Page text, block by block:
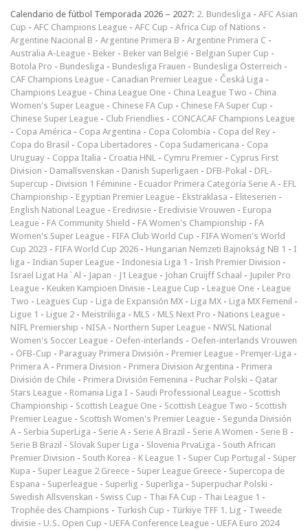
Calendario de fútbol Temporada 2026 – 2027: 2. Bundesliga - AFC Asian
Cup - AFC Champions League - AFC Cup - Africa Cup of Nations -
Argentine Nacional B - Argentine Primera B - Argentine Primera C -
Australia A-League - Beker - Beker van België - Belgian Super Cup -
Botola Pro - Bundesliga - Bundesliga Frauen - Bundesliga Österreich -
CAF Champions League - Canadian Premier League - Česká Liga -
Champions League - China League One - China League Two - China
Women's Super League - Chinese FA Cup - Chinese FA Super Cup -
Chinese Super League - Club Friendlies - CONCACAF Champions League
- Copa América - Copa Argentina - Copa Colombia - Copa del Rey -
Copa do Brasil - Copa Libertadores - Copa Sudamericana - Copa
Uruguay - Coppa Italia - Croatia HNL - Cymru Premier - Cyprus First
Division - Damallsvenskan - Danish Superligaen - DFB-Pokal - DFL-
Supercup - Division 1 Féminine - Ecuador Primera Categoría Serie A - EFL
Championship - Egyptian Premier League - Ekstraklasa - Eliteserien -
English National League - Eredivisie - Eredivisie Vrouwen - Europa
League - FA Community Shield - FA Women's Championship - FA
Women's Super League - FIFA Club World Cup - FIFA Women's World
Cup 2023 - FIFA World Cup 2026 - Hungarian Nemzeti Bajnokság NB 1 - I
liga - Indian Super League - Indonesia Liga 1 - Irish Premier Division -
Israel Ligat Ha`Al - Japan - J1 League - Johan Cruijff Schaal - Jupiler Pro
League - Keuken Kampioen Divisie - League Cup - League One - League
Two - Leagues Cup - Liga de Expansión MX - Liga MX - Liga MX Femenil -
Ligue 1 - Ligue 2 - Meistriliiga - MLS - MLS Next Pro - Nations League -
NIFL Premiership - NISA - Northern Super League - NWSL National
Women's Soccer League - Oefen-interlands - Oefen-interlands Vrouwen
- ÖFB-Cup - Paraguay Primera División - Premier League - Premjer-Liga -
Primera A - Primera Division - Primera Division Argentina - Primera
División de Chile - Primera División Femenina - Puchar Polski - Qatar
Stars League - Romania Liga I - Saudi Professional League - Scottish
Championship - Scottish League One - Scottish League Two - Scottish
Premier League - Scottish Women's Premier League - Segunda División
A - Serbia SuperLiga - Serie A - Serie A Brazil - Serie A Women - Serie B -
Serie B Brazil - Slovak Super Liga - Slovenia PrvaLiga - South African
Premier Division - South Korea - K League 1 - Super Cup Portugal - Süper
Kupa - Super League 2 Greece - Super League Greece - Supercopa de
Espana - Superleague - Superlig - Superliga - Superpuchar Polski -
Swedish Allsvenskan - Swiss Cup - Thai FA Cup - Thai League 1 -
Trophée des Champions - Turkish Cup - Türkiye TFF 1. Lig - Tweede
divisie - U.S. Open Cup - UEFA Conference League - UEFA Euro 2024